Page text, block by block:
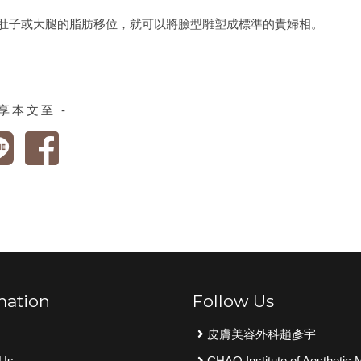
或大腿的脂肪移位，就可以將臉型雕塑成標準的貴婦相。
本文至 -
Follow Us
皮膚美容外科趙彥宇